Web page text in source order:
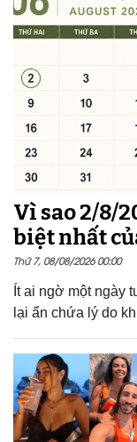
Vì sao 2/8/
biệt nhất
Thứ 7, 08/08/2026 00:00
Ít ai ngờ một ngày
lại ẩn chứa lý do